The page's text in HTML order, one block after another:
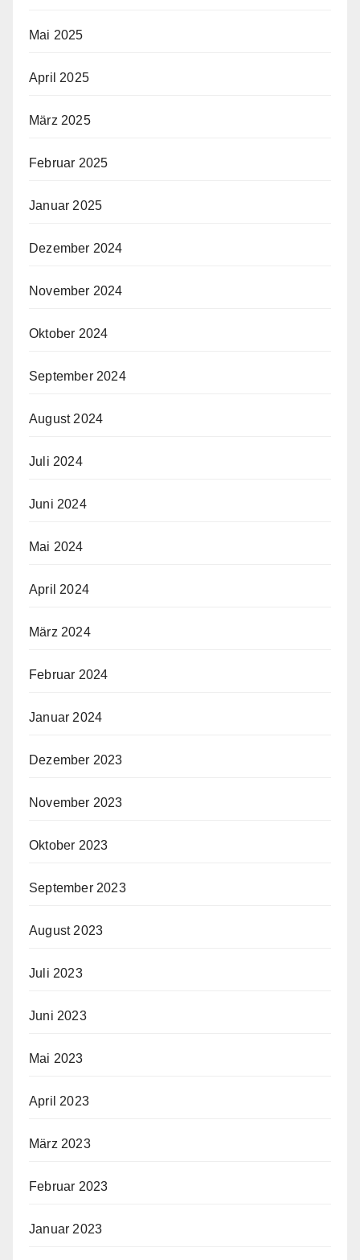
Mai 2025
April 2025
März 2025
Februar 2025
Januar 2025
Dezember 2024
November 2024
Oktober 2024
September 2024
August 2024
Juli 2024
Juni 2024
Mai 2024
April 2024
März 2024
Februar 2024
Januar 2024
Dezember 2023
November 2023
Oktober 2023
September 2023
August 2023
Juli 2023
Juni 2023
Mai 2023
April 2023
März 2023
Februar 2023
Januar 2023